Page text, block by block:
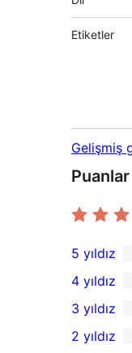
Etiketler
Gelişmiş
Puanlar
1
5
yıldızlı
inceleme
5 yıldız
4
yıldızlı
4 yıldız
0
3
3 yıldız
2 yıldız